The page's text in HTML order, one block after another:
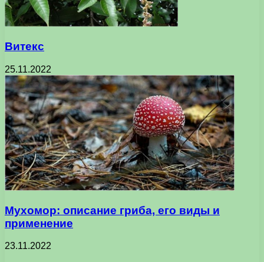
Витекс
25.11.2022
Мухомор: описание гриба, его виды и
применение
23.11.2022